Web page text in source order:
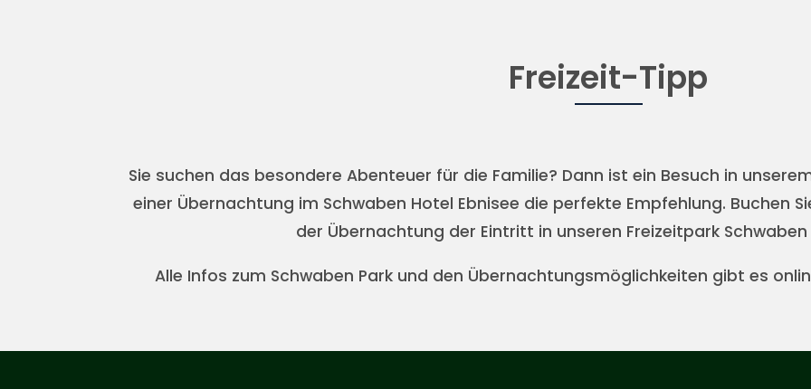
Freizeit-Tipp
Sie suchen das besondere Abenteuer für die Familie? Dann ist ein Besuch in
einer Übernachtung im Schwaben Hotel Ebnisee die perfekte Empfehlung. Buchen
der Übernachtung der Eintritt in unseren Freizeitpark Schwaben
Alle Infos zum Schwaben Park und den Übernachtungsmöglichkeiten gibt es